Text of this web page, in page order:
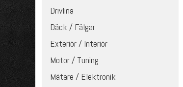
Drivlina
Däck / Fälgar
Exteriör / Interiör
Motor / Tuning
Mätare / Elektronik